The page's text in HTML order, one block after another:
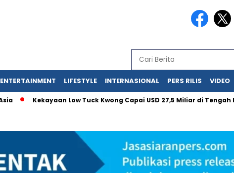
ENTERTAINMENT LIFESTYLE INTERNASIONAL PERS RILIS VIDEO
Kekayaan Low Tuck Kwong Capai USD 27,5 Miliar di Tengah Isu ESG